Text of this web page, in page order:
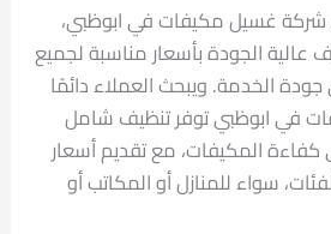
شركة غسيل مكيفات في ابوظبي،
الجودة بأسعار مناسبة لجميع
جودة الخدمة. ويبحث العملاء دائمًا
في ابوظبي توفر تنظيف شامل
المكيفات، مع تقديم أسعار
سواء للمنازل أو المكاتب أو